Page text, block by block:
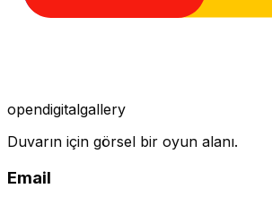
opendigitalgallery
Duvarın için görsel bir oyun alanı.
Email